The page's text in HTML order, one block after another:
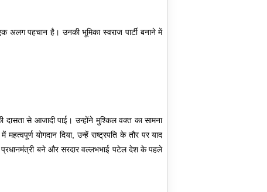
पहचान है। उनकी भूमिका स्वराज पार्टी बनाने में
से आजादी पाई। उन्होंने मुश्किल वक्त का सामना
योगदान दिया, उन्हें राष्ट्रपति के तौर पर याद
बने और सरदार वल्लभभाई पटेल देश के पहले